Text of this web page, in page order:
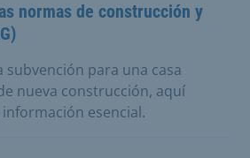
normas de construcción y
subvención para una casa
nueva construcción, aquí
esencial.